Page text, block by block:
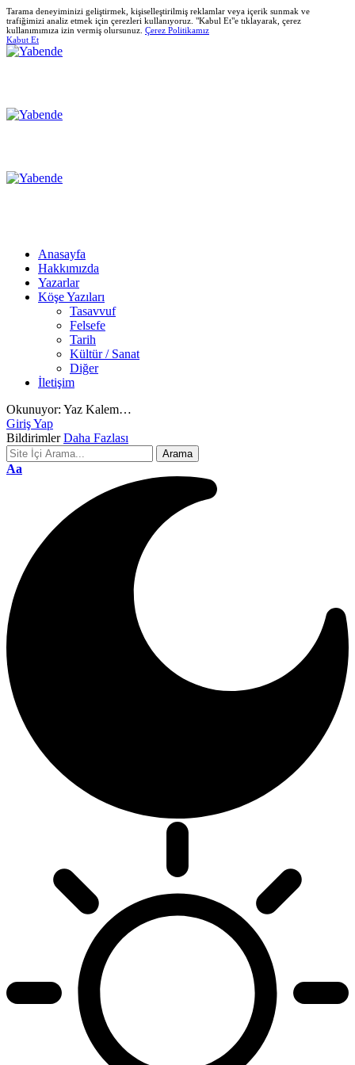
Tarama deneyiminizi geliştirmek, kişiselleştirilmiş reklamlar veya içerik sunmak ve
trafiğimizi analiz etmek için çerezleri kullanıyoruz. "Kabul Et"e tıklayarak, çerez
kullanımımıza izin vermiş olursunuz. Çerez Politikamız
Kabut Et
Anasayfa
Hakkımızda
Yazarlar
Köşe Yazıları
Tasavvuf
Felsefe
Tarih
Kültür / Sanat
Diğer
İletişim
Okunuyor: Yaz Kalem…
Giriş Yap
Bildirimler Daha Fazlası
Font
Aa